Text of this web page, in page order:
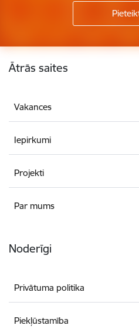
Kājene
Ātrās saites
Vakances
Iepirkumi
Projekti
Par mums
Noderīgi
Privātuma politika
Piekļūstamība